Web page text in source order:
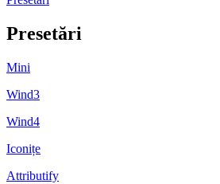
Presetări
Mini
Wind3
Wind4
Iconițe
Attributify